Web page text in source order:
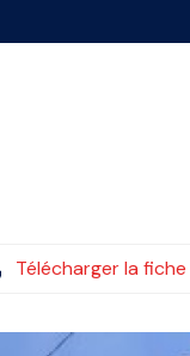
Télécharger la fiche